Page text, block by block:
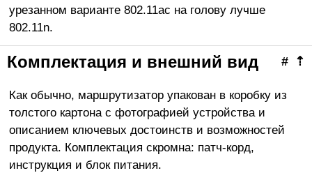
урезанном варианте 802.11ac на голову лучше
802.11n.
⇡
#
Комплектация и внешний вид
Как обычно, маршрутизатор упакован в коробку из
толстого картона с фотографией устройства и
описанием ключевых достоинств и возможностей
продукта. Комплектация скромна: патч-корд,
инструкция и блок питания.